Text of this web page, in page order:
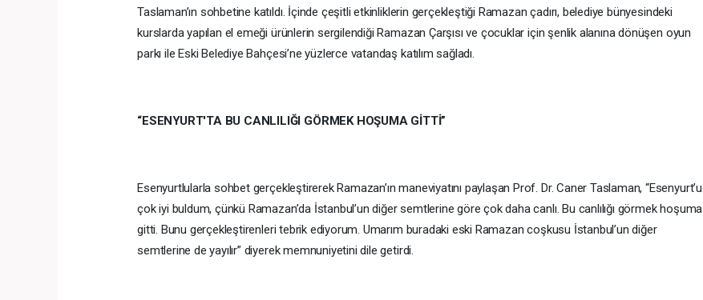
Taslaman’ın sohbetine katıldı. İçinde çeşitli etkinliklerin gerçekleştiği Ramazan çadırı, belediye bünyesindeki
kurslarda yapılan el emeği ürünlerin sergilendiği Ramazan Çarşısı ve çocuklar için şenlik alanına dönüşen oyun
parkı ile Eski Belediye Bahçesi’ne yüzlerce vatandaş katılım sağladı.
“ESENYURT'TA BU CANLILIĞI GÖRMEK HOŞUMA GİTTİ”
Esenyurtlularla sohbet gerçekleştirerek Ramazan’ın maneviyatını paylaşan Prof. Dr. Caner Taslaman, “Esenyurt’u
çok iyi buldum, çünkü Ramazan’da İstanbul’un diğer semtlerine göre çok daha canlı. Bu canlılığı görmek hoşuma
gitti. Bunu gerçekleştirenleri tebrik ediyorum. Umarım buradaki eski Ramazan coşkusu İstanbul’un diğer
semtlerine de yayılır” diyerek memnuniyetini dile getirdi.